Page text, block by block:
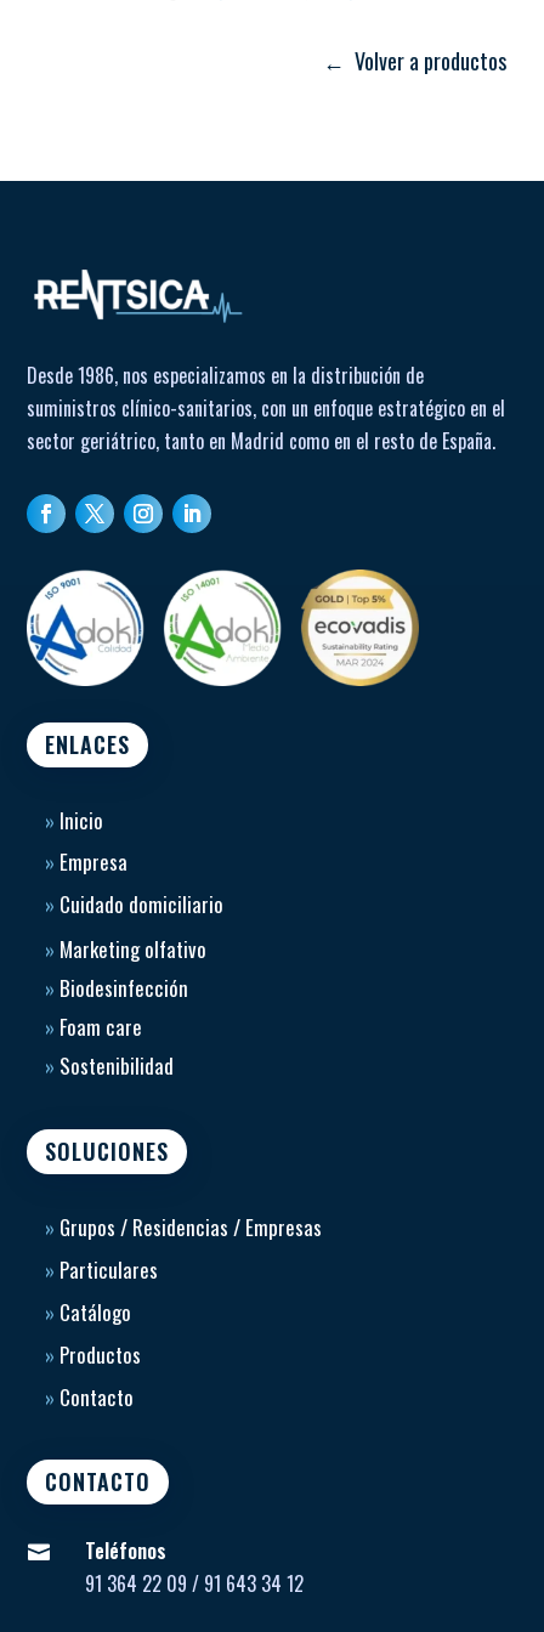
Cubeta extraíble y reposabrazos desmontables (se
← Volver a productos
Desde 1986, nos especializamos en la distribución de
suministros clínico-sanitarios, con un enfoque estratégico en el
sector geriátrico, tanto en Madrid como en el resto de España.
ENLACES
» Inicio
» Empresa
» Cuidado domiciliario
» Marketing olfativo
» Biodesinfección
» Foam care
» Sostenibilidad
SOLUCIONES
» Grupos / Residencias / Empresas
» Particulares
» Catálogo
» Productos
» Contacto
CONTACTO

Teléfonos
91 364 22 09 / 91 643 34 12